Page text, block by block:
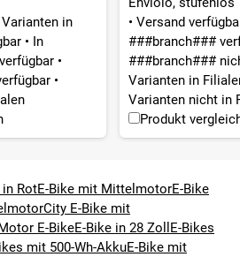
Varianten in
• In
•
•
• Versand
###branch###
###branch###
Varianten in
Varianten nicht in
Produkt
in RotE-Bike mit MittelmotorE-Bike
City E-Bike mit
E-BikeE-Bike in 28 Zoll E-Bikes
mit 500-Wh-AkkuE-Bike mit